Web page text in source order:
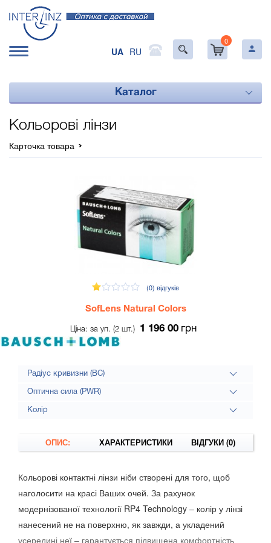
UA RU
0
Каталог
Кольорові лінзи
Карточка товара
(0) відгуків
SofLens Natural Colors
Ціна: за уп. (2 шт.) 1 196 00 грн
Радіус кривизни (BC)
Оптична сила (PWR)
Колір
ОПИС: ХАРАКТЕРИСТИКИ ВІДГУКИ (0)
Кольорові контактні лінзи ніби створені для того, щоб
наголосити на красі Ваших очей. За рахунок
модернізованої технології RP4 Technology – колір у лінзі
нанесений не на поверхню, як завжди, а укладений
усередині неї – гарантується підвищена комфортність